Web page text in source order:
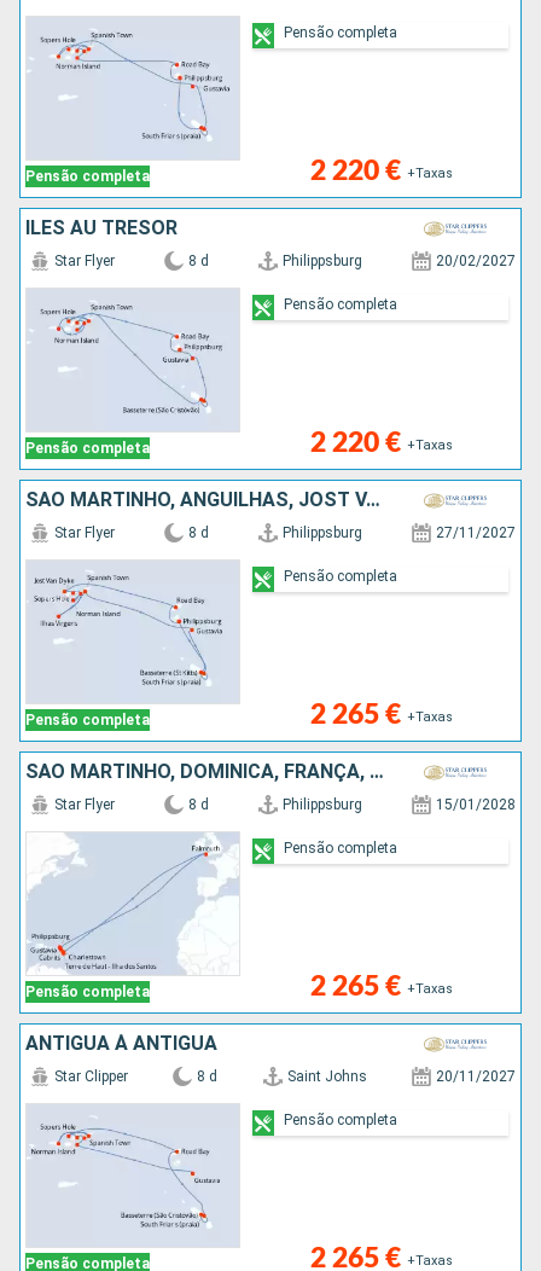
Pensão completa 2 220 € +Taxas
Pensão completa
ÎLES AU TRÉSOR
Pensão completa
Star Flyer 8 d Philippsburg 20/02/2027
2 220 € +Taxas
Pensão completa
SÃO MARTINHO, ANGUILHAS, JOST VAN DYKE, TORTOLA, NORMAN ISLAND, CANAL SIR FRANCIS DRAKE, ANTÍGUA E BARBUDA, VIRGIN GORDA, FRANÇA
Pensão completa
Star Flyer 8 d Philippsburg 27/11/2027
2 265 € +Taxas
Pensão completa
SÃO MARTINHO, DOMINICA, FRANÇA, GUADALUPE, REINO UNIDO
Pensão completa
Star Flyer 8 d Philippsburg 15/01/2028
2 265 € +Taxas
Pensão completa
ANTIGUA À ANTIGUA
Pensão completa
Star Clipper 8 d Saint Johns 20/11/2027
2 265 € +Taxas
Pensão completa